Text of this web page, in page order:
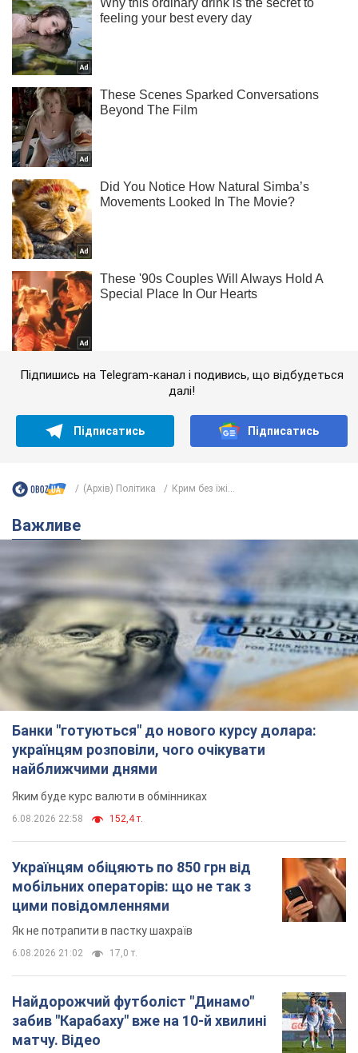
Підпишись на Telegram-канал і подивись, що відбудеться
далі!
Підписатись Підписатись
(Архів) Політика Крим без їжі...
Важливе
Банки "готуються" до нового курсу долара:
українцям розповіли, чого очікувати
найближчими днями
Яким буде курс валюти в обмінниках
6.08.2026 22:58 152,4 т.
Українцям обіцяють по 850 грн від
мобільних операторів: що не так з
цими повідомленнями
Як не потрапити в пастку шахраїв
6.08.2026 21:02 17,0 т.
Найдорожчий футболіст "Динамо"
забив "Карабаху" вже на 10-й хвилині
матчу. Відео